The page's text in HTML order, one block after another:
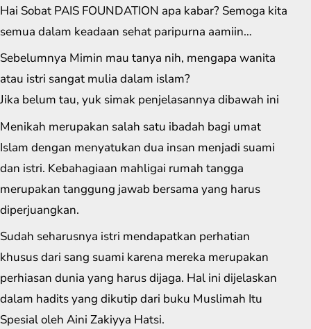
Hai Sobat PAIS FOUNDATION apa kabar? Semoga kita
semua dalam keadaan sehat paripurna aamiin…
Sebelumnya Mimin mau tanya nih, mengapa wanita
atau istri sangat mulia dalam islam?
Jika belum tau, yuk simak penjelasannya dibawah ini
Menikah merupakan salah satu ibadah bagi umat
Islam dengan menyatukan dua insan menjadi suami
dan istri. Kebahagiaan mahligai rumah tangga
merupakan tanggung jawab bersama yang harus
diperjuangkan.
Sudah seharusnya istri mendapatkan perhatian
khusus dari sang suami karena mereka merupakan
perhiasan dunia yang harus dijaga. Hal ini dijelaskan
dalam hadits yang dikutip dari buku Muslimah Itu
Spesial oleh Aini Zakiyya Hatsi.